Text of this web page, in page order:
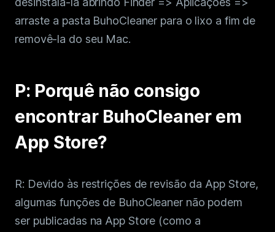
arraste a pasta BuhoCleaner para o lixo a fim de
removê-la do seu Mac.
P: Porquê não consigo
encontrar BuhoCleaner em
App Store?
R: Devido às restrições de revisão da App Store,
algumas funções de BuhoCleaner não podem
ser publicadas na App Store (como a